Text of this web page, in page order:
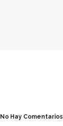
No Hay Comentarios